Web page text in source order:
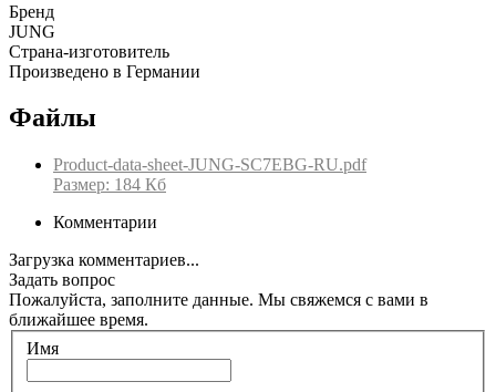
Бренд
JUNG
Страна-изготовитель
Произведено в Германии
Файлы
Product-data-sheet-JUNG-SC7EBG-RU.pdf
Размер: 184 Кб
Комментарии
Загрузка комментариев...
Задать вопрос
Пожалуйста, заполните данные. Мы свяжемся с вами в
ближайшее время.
Имя